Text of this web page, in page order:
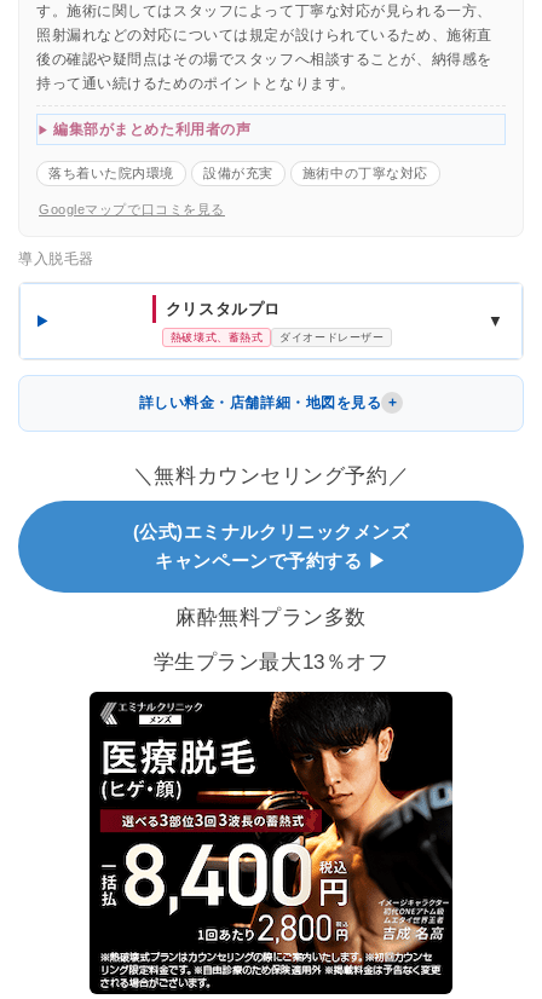
す。施術に関してはスタッフによって丁寧な対応が見られる一方、
照射漏れなどの対応については規定が設けられているため、施術直
後の確認や疑問点はその場でスタッフへ相談することが、納得感を
持って通い続けるためのポイントとなります。
編集部がまとめた利用者の声
落ち着いた院内環境 設備が充実 施術中の丁寧な対応
Googleマップで口コミを見る
導入脱毛器
クリスタルプロ
熱破壊式、蓄熱式 ダイオードレーザー
▼
詳しい料金・店舗詳細・地図を見る
＼無料カウンセリング予約／
(公式)エミナルクリニックメンズ
キャンペーンで予約する ▶
麻酔無料プラン多数
学生プラン最大13％オフ